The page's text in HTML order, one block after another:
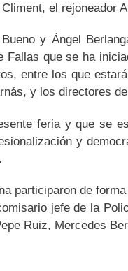
el rejoneador
y Ángel
Fallas que se ha
entre los que
y los directores
feria y que se
y
participaron de
jefe de la
Ruiz, Mercedes